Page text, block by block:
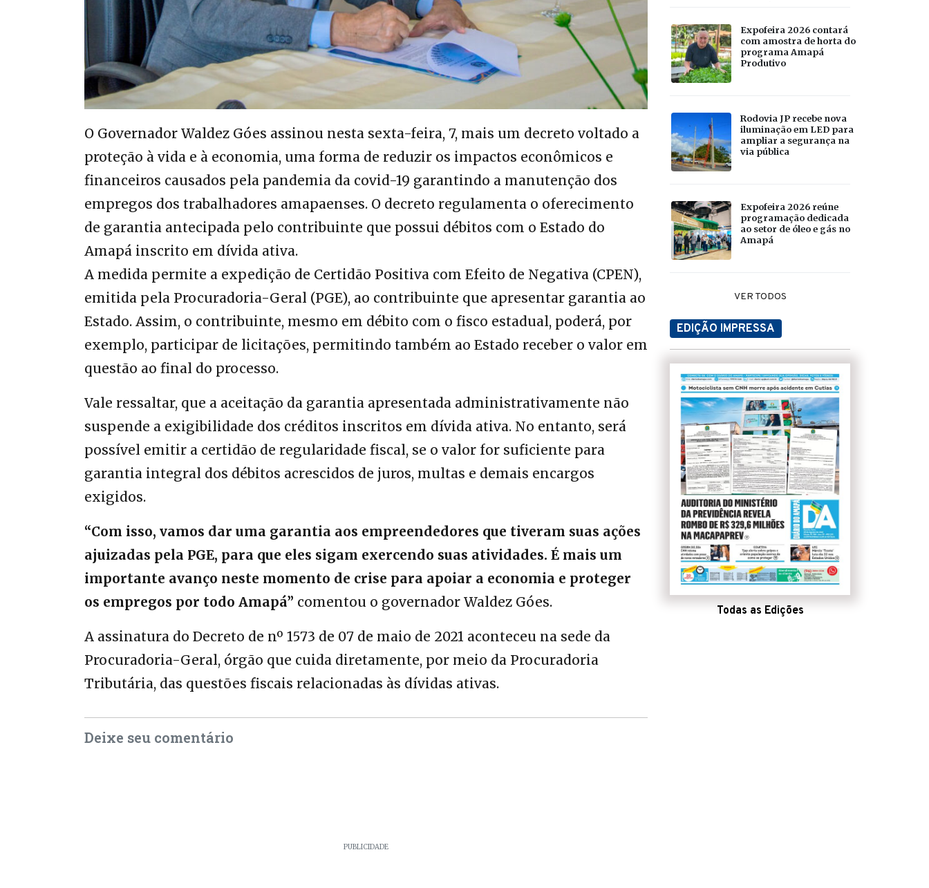
O Governador Waldez Góes assinou nesta sexta-feira, 7, mais um decreto voltado a
proteção à vida e à economia, uma forma de reduzir os impactos econômicos e
financeiros causados pela pandemia da covid-19 garantindo a manutenção dos
empregos dos trabalhadores amapaenses. O decreto regulamenta o oferecimento
de garantia antecipada pelo contribuinte que possui débitos com o Estado do
Amapá inscrito em dívida ativa.
A medida permite a expedição de Certidão Positiva com Efeito de Negativa (CPEN),
emitida pela Procuradoria-Geral (PGE), ao contribuinte que apresentar garantia ao
Estado. Assim, o contribuinte, mesmo em débito com o fisco estadual, poderá, por
exemplo, participar de licitações, permitindo também ao Estado receber o valor em
questão ao final do processo.
Vale ressaltar, que a aceitação da garantia apresentada administrativamente não
suspende a exigibilidade dos créditos inscritos em dívida ativa. No entanto, será
possível emitir a certidão de regularidade fiscal, se o valor for suficiente para
garantia integral dos débitos acrescidos de juros, multas e demais encargos
exigidos.
“Com isso, vamos dar uma garantia aos empreendedores que tiveram suas ações
ajuizadas pela PGE, para que eles sigam exercendo suas atividades. É mais um
importante avanço neste momento de crise para apoiar a economia e proteger
os empregos por todo Amapá” comentou o governador Waldez Góes.
A assinatura do Decreto de nº 1573 de 07 de maio de 2021 aconteceu na sede da
Procuradoria-Geral, órgão que cuida diretamente, por meio da Procuradoria
Tributária, das questões fiscais relacionadas às dívidas ativas.
Deixe seu comentário
PUBLICIDADE
Expofeira 2026 contará
com amostra de horta do
programa Amapá
Produtivo
Rodovia JP recebe nova
iluminação em LED para
ampliar a segurança na
via pública
Expofeira 2026 reúne
programação dedicada
ao setor de óleo e gás no
Amapá
VER TODOS
EDIÇÃO IMPRESSA
Todas as Edições